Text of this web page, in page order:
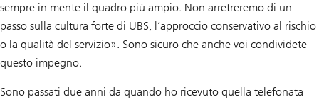
sempre in mente il quadro più ampio. Non arretreremo di un
passo sulla cultura forte di UBS, l’approccio conservativo al rischio
o la qualità del servizio». Sono sicuro che anche voi condividete
questo impegno.
Sono passati due anni da quando ho ricevuto quella telefonata